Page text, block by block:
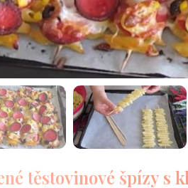
těstovinové špízy s